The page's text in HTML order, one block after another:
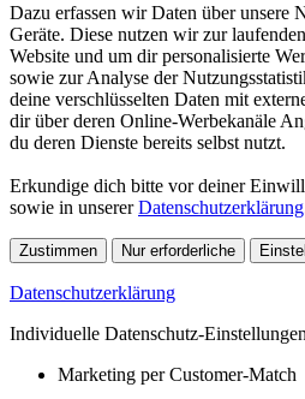
Dazu erfassen wir Daten über unsere
Geräte. Diese nutzen wir zur
Website und um dir personalisierte
sowie zur Analyse der
deine verschlüsselten Daten mit
dir über deren Online-Werbekanäle
du deren Dienste bereits selbst nutzt.
Erkundige dich bitte vor deiner
sowie in unsererDatenschutzerklärung
Zustimmen Nur erforderliche
Datenschutzerklärung
Individuelle Datenschutz-Einstellungen
Marketing per Customer-Match